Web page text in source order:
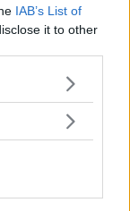
IAB’s List of
it to other
more Google
may click to
below Google